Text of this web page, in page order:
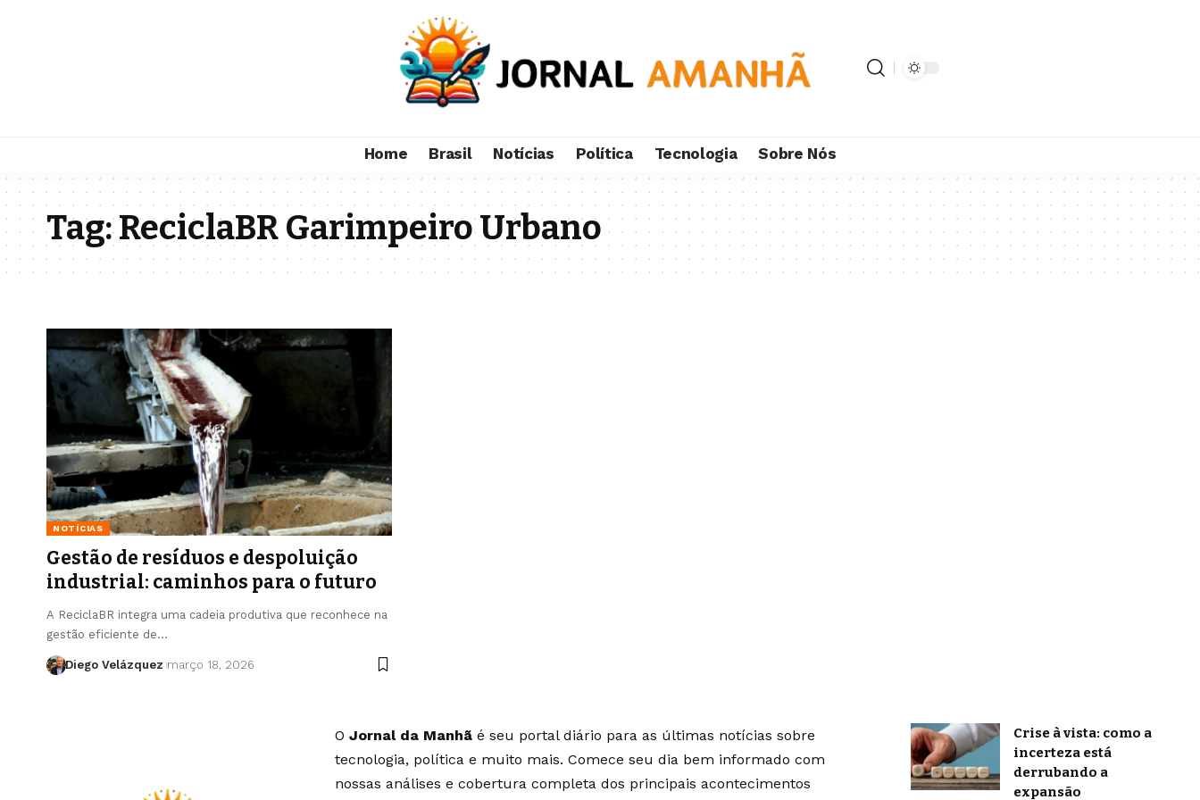
Home Brasil Notícias Política Tecnologia Sobre Nós
Tag:ReciclaBR Garimpeiro Urbano
NOTÍCIAS
Gestão de resíduos e despoluição
industrial: caminhos para o futuro
A ReciclaBR integra uma cadeia produtiva que reconhece na
gestão eficiente de…
Diego Velázquez março 18, 2026
O Jornal da Manhãé seu portal diário para as últimas notícias sobre
tecnologia, política e muito mais. Comece seu dia bem informado com
nossas análises e cobertura completa dos principais acontecimentos
Crise à vista: como a
incerteza está
derrubando a
expansão